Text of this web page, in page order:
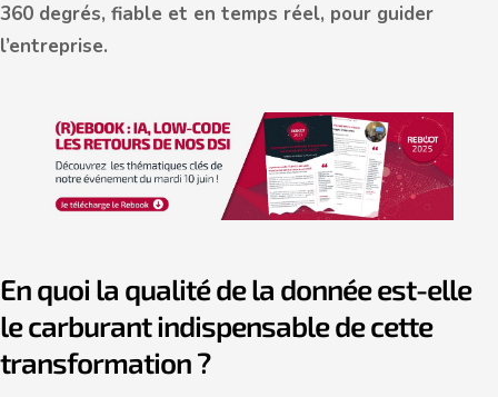
360 degrés, fiable et en temps réel, pour guider
l’entreprise.
En quoi la qualité de la donnée est-elle
le carburant indispensable de cette
transformation ?